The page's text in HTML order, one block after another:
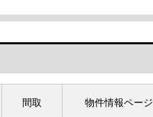
間取 物件情報ページ